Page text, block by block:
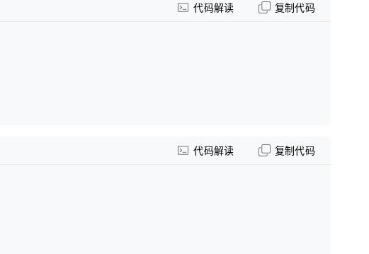
代码解读 复制代码
代码解读 复制代码